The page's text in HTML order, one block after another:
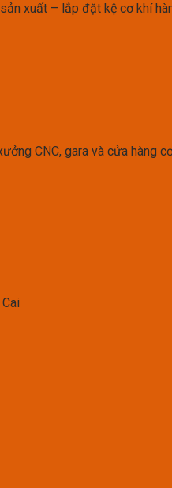
xuất – lắp đặt kệ cơ khí
CNC, gara và cửa hàng